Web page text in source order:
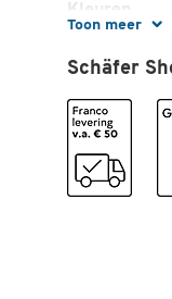
Toon meer
Kleuren
Breedte (mm)
Tapebreedte
Schäfer